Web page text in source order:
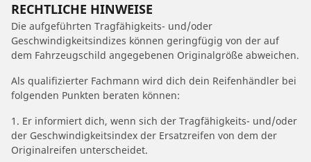
RECHTLICHE HINWEISE
Die aufgeführten Tragfähigkeits- und/oder
Geschwindigkeitsindizes können geringfügig von der auf
dem Fahrzeugschild angegebenen Originalgröße abweichen.
Als qualifizierter Fachmann wird dich dein Reifenhändler bei
folgenden Punkten beraten können:
1. Er informiert dich, wenn sich der Tragfähigkeits- und/oder
der Geschwindigkeitsindex der Ersatzreifen von dem der
Originalreifen unterscheidet.